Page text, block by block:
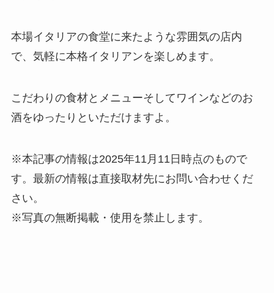
本場イタリアの食堂に来たような雰囲気の店内
で、気軽に本格イタリアンを楽しめます。
こだわりの食材とメニューそしてワインなどのお
酒をゆったりといただけますよ。
※本記事の情報は2025年11月11日時点のもので
す。最新の情報は直接取材先にお問い合わせくだ
さい。
※写真の無断掲載・使用を禁止します。